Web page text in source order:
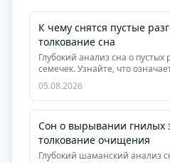
К чему снятся пустые
толкование сна
Глубокий анализ сна о пустых
семечек. Узнайте, что
05.08.2026
Сон о вырывании гнилых
толкование очищения
Глубокий шаманский анализ